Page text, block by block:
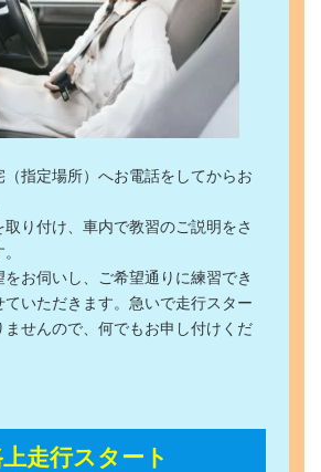
（指定場所）へお電話をしてからお
取り付け、車内で教習のご説明をさ
をお伺いし、ご希望通りに練習でき
ていただきます。急いで走行スター
ませんので、何でもお申し付けくだ
走行スタート